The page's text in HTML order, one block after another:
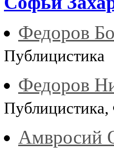
Федоров
Публицистика
Федоров
Амвросий